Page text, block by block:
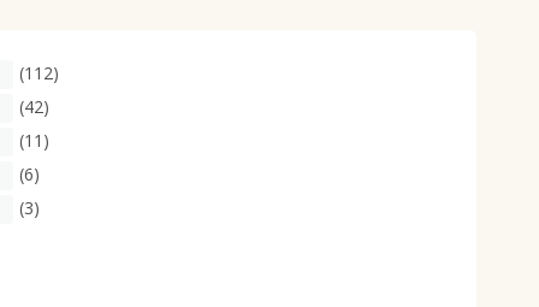
(112)
(42)
(11)
(6)
(3)